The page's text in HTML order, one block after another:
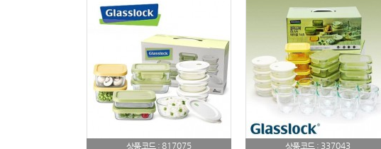
11
12 보조배터리
13 송월타올
에코백
15 AP-100025
상품코드 : 817075 상품코드 : 337043